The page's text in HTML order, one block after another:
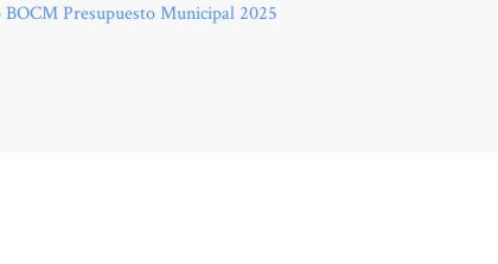
BOCM Presupuesto Municipal 2025